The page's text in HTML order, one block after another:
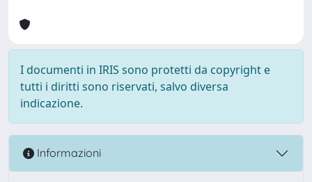
I documenti in IRIS sono protetti da copyright e
tutti i diritti sono riservati, salvo diversa
indicazione.
Informazioni